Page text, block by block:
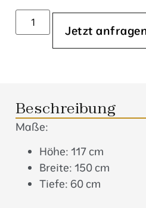
Jetzt
Beschreibung
Maße:
Höhe: 117 cm
Breite: 150 cm
Tiefe: 60 cm